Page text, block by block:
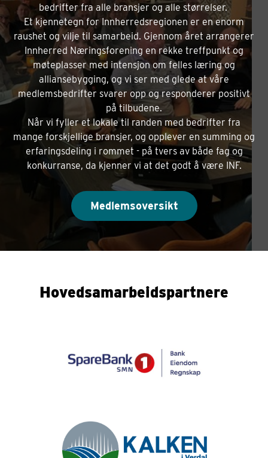
bedrifter fra alle bransjer og alle størrelser.
Et kjennetegn for Innherredsregionen er en enorm
raushet og vilje til samarbeid. Gjennom året arrangerer
Innherred Næringsforening en rekke treffpunkt og
møteplasser med intensjon om felles læring og
alliansebygging, og vi ser med glede at våre
medlemsbedrifter svarer opp og responderer positivt
på tilbudene.
Når vi fyller et lokale til randen med bedrifter fra
mange forskjellige bransjer, og opplever en summing og
erfaringsdeling i rommet - på tvers av både fag og
konkurranse, da kjenner vi at det godt å være INF.
Medlemsoversikt
Hovedsamarbeidspartnere